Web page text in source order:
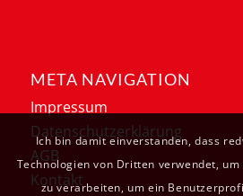
META NAVIGATION
Impressum
Datenschutzerklärung
AGB
Kontakt
Ich bin damit einverstanden, dass
Technologien von Dritten verwendet,
zu verarbeiten, um ein